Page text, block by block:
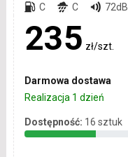
C C 72dB
235 zł/szt.
Darmowa dostawa
Realizacja 1 dzień
Dostępność: 16 sztuk